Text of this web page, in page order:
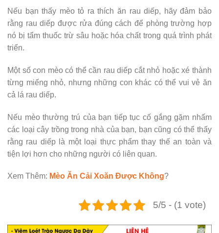
Nếu bạn thấy mèo tỏ ra thích ăn rau diếp, hãy đảm bảo
rằng rau diếp được rửa đúng cách để phòng trường hợp
nó bị tẩm thuốc trừ sâu hoặc hóa chất trong quá trình phát
triển.
Một số con mèo có thể cần rau diếp cắt nhỏ hoặc xé thành
từng miếng nhỏ, nhưng những con khác có thể vui vẻ ăn
cả lá rau diếp.
Nếu mèo thường trú của bạn tiếp tục cố gắng gặm nhấm
các loại cây trồng trong nhà của bạn, bạn cũng có thể thấy
rằng rau diếp là một loại thực phẩm thay thế an toàn và
tiện lợi hơn cho những người có liên quan.
Xem Thêm: Mèo Ăn Cải Xoăn Được Không?
5/5 - (1 vote)